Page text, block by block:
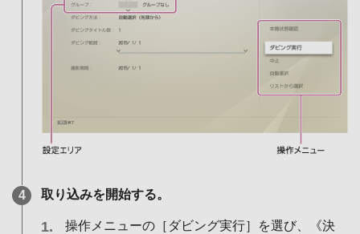
取り込みを開始する。
操作メニューの［ダビング実行］を選び、《決